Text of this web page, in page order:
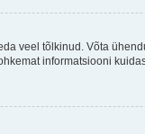
veel tõlkinud. Võta
informatsiooni